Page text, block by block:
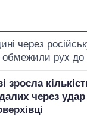
через
обмежили рух
зросла
через